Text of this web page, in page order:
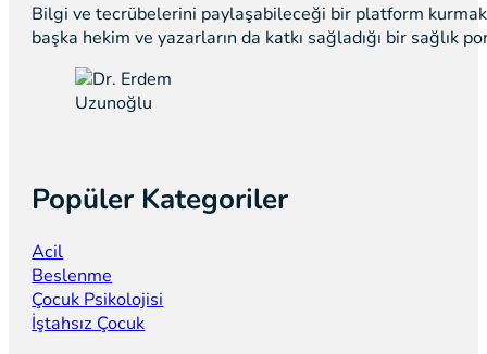
Bilgi ve tecrübelerini paylaşabileceği bir platform kurmak
başka hekim ve yazarların da katkı sağladığı bir sağlık
Popüler Kategoriler
Acil
Beslenme
Çocuk Psikolojisi
İştahsız Çocuk